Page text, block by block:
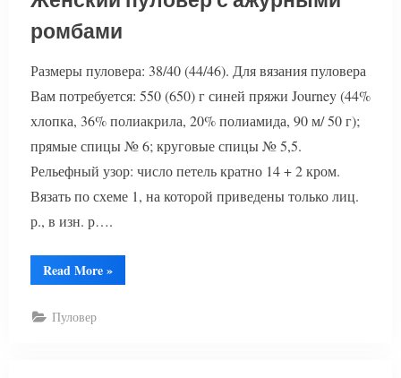
ромбами
Размеры пуловера: 38/40 (44/46). Для вязания пуловера
Вам потребуется: 550 (650) г синей пряжи Journey (44%
хлопка, 36% полиакрила, 20% полиамида, 90 м/ 50 г);
прямые спицы № 6; круговые спицы № 5,5.
Рельефный узор: число петель кратно 14 + 2 кром.
Вязать по схеме 1, на которой приведены только лиц.
р., в изн. р….
Read More“Женский
пуловер
»
Пуловер